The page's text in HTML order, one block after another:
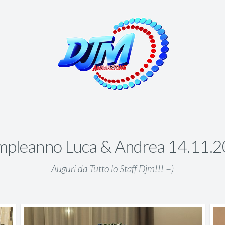
Luca & Andrea
Auguri da Tutto lo Staff Djm!!! =)